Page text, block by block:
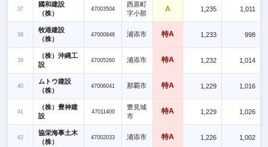
37
國和建設
（株）
47003504
西原町
字小那
A 1,235 1,011
38
牧港建設
（株）
47000848 浦添市 特A 1,233 998
39
（株）沖縄工
設
47005260 浦添市 特A 1,232 1,014
40
ムトウ建設
（株）
47006041 那覇市 特A 1,229 1,016
41
（株）豊神建
設
47011400
豊見城
市
特A 1,229 1,026
42
協栄海事土木
（株）
47002033 浦添市 特A 1,226 1,002